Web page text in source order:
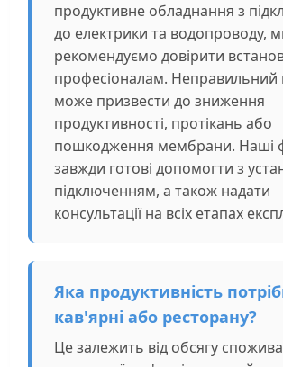
продуктивне обладнання з
до електрики та водопроводу,
рекомендуємо довірити
професіоналам.
може призвести до зниження
продуктивності, протікань або
пошкодження мембрани. Наші
завжди готові допомогти з
підключенням, а також надати
консультації на всіх етапах
Яка продуктивність
кав'ярні або ресторану?
Це залежить від обсягу